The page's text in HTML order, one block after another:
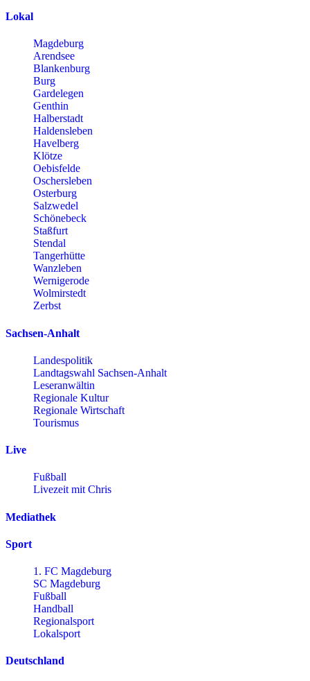
Lokal
Magdeburg
Arendsee
Blankenburg
Burg
Gardelegen
Genthin
Halberstadt
Haldensleben
Havelberg
Klötze
Oebisfelde
Oschersleben
Osterburg
Salzwedel
Schönebeck
Staßfurt
Stendal
Tangerhütte
Wanzleben
Wernigerode
Wolmirstedt
Zerbst
Sachsen-Anhalt
Landespolitik
Landtagswahl Sachsen-Anhalt
Leseranwältin
Regionale Kultur
Regionale Wirtschaft
Tourismus
Live
Fußball
Livezeit mit Chris
Mediathek
Sport
1. FC Magdeburg
SC Magdeburg
Fußball
Handball
Regionalsport
Lokalsport
Deutschland